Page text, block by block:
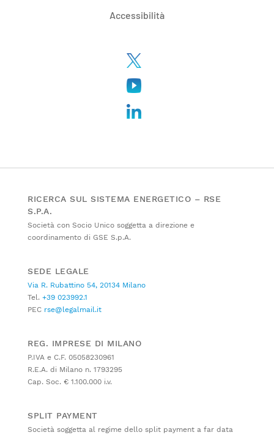
Accessibilità
RICERCA SUL SISTEMA ENERGETICO – RSE
S.P.A.
Società con Socio Unico soggetta a direzione e
coordinamento di GSE S.p.A.
SEDE LEGALE
Via R. Rubattino 54, 20134 Milano
Tel. +39 023992.1
PEC rse@legalmail.it
REG. IMPRESE DI MILANO
P.IVA e C.F. 05058230961
R.E.A. di Milano n. 1793295
Cap. Soc. € 1.100.000 i.v.
SPLIT PAYMENT
Società soggetta al regime dello split payment a far data